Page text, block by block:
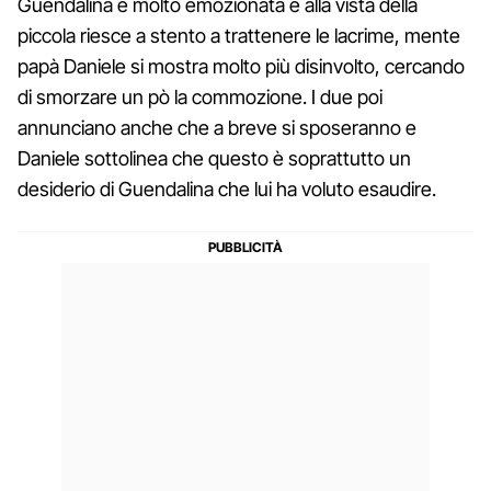
Guendalina è molto emozionata e alla vista della
piccola riesce a stento a trattenere le lacrime, mente
papà Daniele si mostra molto più disinvolto, cercando
di smorzare un pò la commozione. I due poi
annunciano anche che a breve si sposeranno e
Daniele sottolinea che questo è soprattutto un
desiderio di Guendalina che lui ha voluto esaudire.